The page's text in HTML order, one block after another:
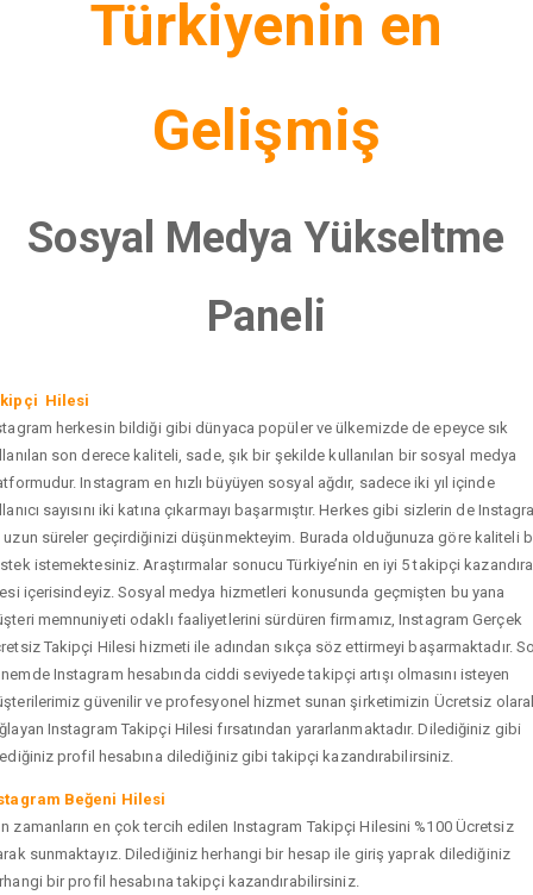
Türkiyenin en
Gelişmiş
Sosyal Medya Yükseltme
Paneli
Hilesi
herkesin bildiği gibi dünyaca popüler ve ülkemizde de epeyce sık
son derece kaliteli, sade, şık bir şekilde kullanılan bir sosyal medya
Instagram en hızlı büyüyen sosyal ağdır, sadece iki yıl içinde
sayısını iki katına çıkarmayı başarmıştır. Herkes gibi sizlerin de
uzun süreler geçirdiğinizi düşünmekteyim. Burada olduğunuza göre kaliteli
istemektesiniz. Araştırmalar sonucu Türkiye’nin en iyi 5 takipçi
içerisindeyiz. Sosyal medya hizmetleri konusunda geçmişten bu yana
memnuniyeti odaklı faaliyetlerini sürdüren firmamız, Instagram Gerçek
Takipçi Hilesi hizmeti ile adından sıkça söz ettirmeyi başarmaktadır.
Instagram hesabında ciddi seviyede takipçi artışı olmasını isteyen
güvenilir ve profesyonel hizmet sunan şirketimizin Ücretsiz
Instagram Takipçi Hilesi fırsatından yararlanmaktadır. Dilediğiniz gibi
profil hesabına dilediğiniz gibi takipçi kazandırabilirsiniz.
Beğeni Hilesi
zamanların en çok tercih edilen Instagram Takipçi Hilesini %100 Ücretsiz
sunmaktayız. Dilediğiniz herhangi bir hesap ile giriş yaprak dilediğiniz
bir profil hesabına takipçi kazandırabilirsiniz.